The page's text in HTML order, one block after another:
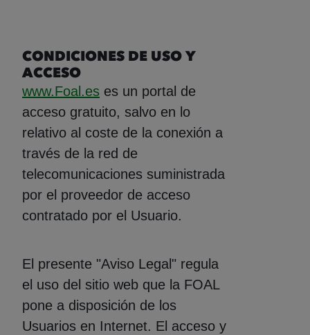
CONDICIONES DE USO Y
ACCESO
www.Foal.es es un portal de
acceso gratuito, salvo en lo
relativo al coste de la conexión a
través de la red de
telecomunicaciones suministrada
por el proveedor de acceso
contratado por el Usuario.
El presente "Aviso Legal" regula
el uso del sitio web que la FOAL
pone a disposición de los
Usuarios en Internet. El acceso y